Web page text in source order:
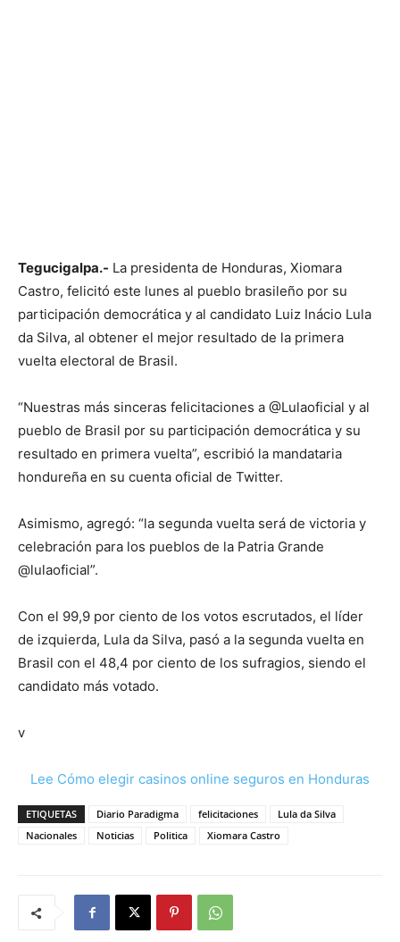
Tegucigalpa.- La presidenta de Honduras, Xiomara
Castro, felicitó este lunes al pueblo brasileño por su
participación democrática y al candidato Luiz Inácio Lula
da Silva, al obtener el mejor resultado de la primera
vuelta electoral de Brasil.
“Nuestras más sinceras felicitaciones a @Lulaoficial y al
pueblo de Brasil por su participación democrática y su
resultado en primera vuelta”, escribió la mandataria
hondureña en su cuenta oficial de Twitter.
Asimismo, agregó: “la segunda vuelta será de victoria y
celebración para los pueblos de la Patria Grande
@lulaoficial”.
Con el 99,9 por ciento de los votos escrutados, el líder
de izquierda, Lula da Silva, pasó a la segunda vuelta en
Brasil con el 48,4 por ciento de los sufragios, siendo el
candidato más votado.
v
Lee Cómo elegir casinos online seguros en Honduras
ETIQUETAS Diario Paradigma felicitaciones
Lula da Silva
Nacionales
Noticias Politica Xiomara Castro